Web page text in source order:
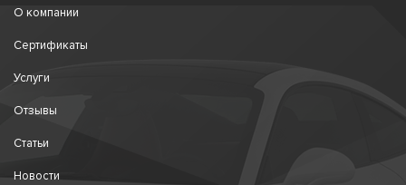
О компании
Сертификаты
Услуги
Отзывы
Статьи
Новости